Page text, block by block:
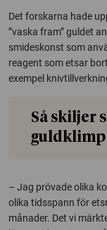
Det forskarna hade
”vaska fram” guldet
smideskonst som
reagent som etsar
exempel
Så skiljer
guldklimp
– Jag prövade olika
olika tidsspann för
månader. Det vi